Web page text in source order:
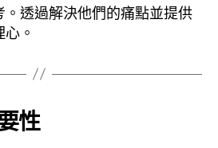
透過解決他們的痛點並提供
。
性